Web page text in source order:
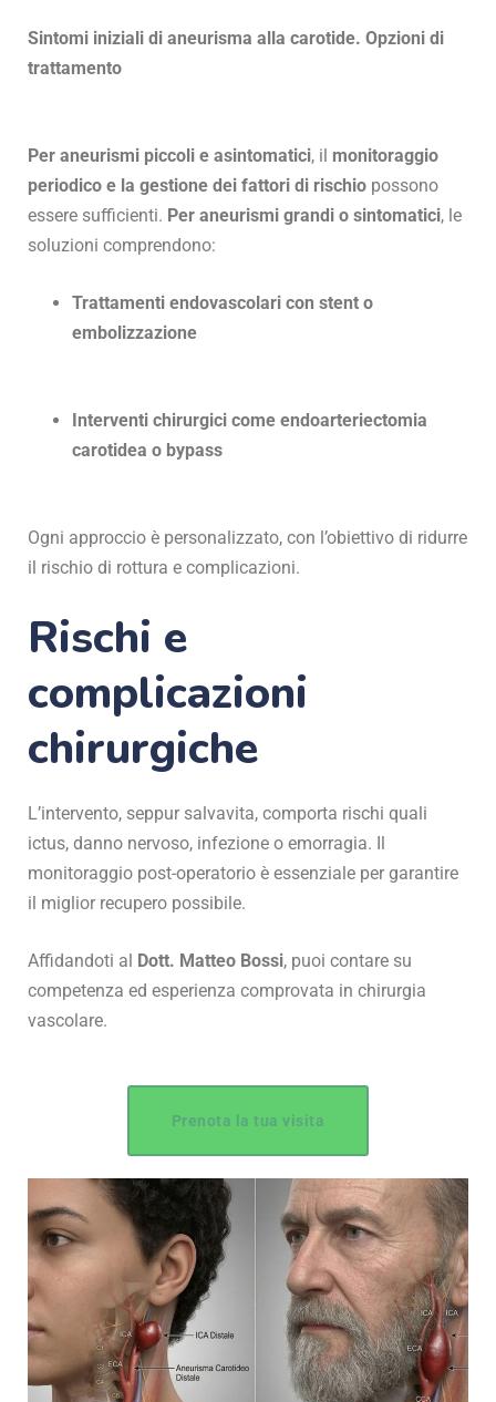
Sintomi iniziali di aneurisma alla carotide. Opzioni di
trattamento
Per aneurismi piccoli e asintomatici, il monitoraggio
periodico e la gestione dei fattori di rischio possono
essere sufficienti. Per aneurismi grandi o sintomatici, le
soluzioni comprendono:
Trattamenti endovascolari con stent o
embolizzazione
Interventi chirurgici come endoarteriectomia
carotidea o bypass
Ogni approccio è personalizzato, con l’obiettivo di ridurre
il rischio di rottura e complicazioni.
Rischi e
complicazioni
chirurgiche
L’intervento, seppur salvavita, comporta rischi quali
ictus, danno nervoso, infezione o emorragia. Il
monitoraggio post-operatorio è essenziale per garantire
il miglior recupero possibile.
Affidandoti al Dott. Matteo Bossi, puoi contare su
competenza ed esperienza comprovata in chirurgia
vascolare.
Prenota la tua visita